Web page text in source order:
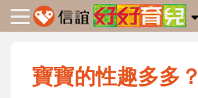
寶寶的性趣多多？